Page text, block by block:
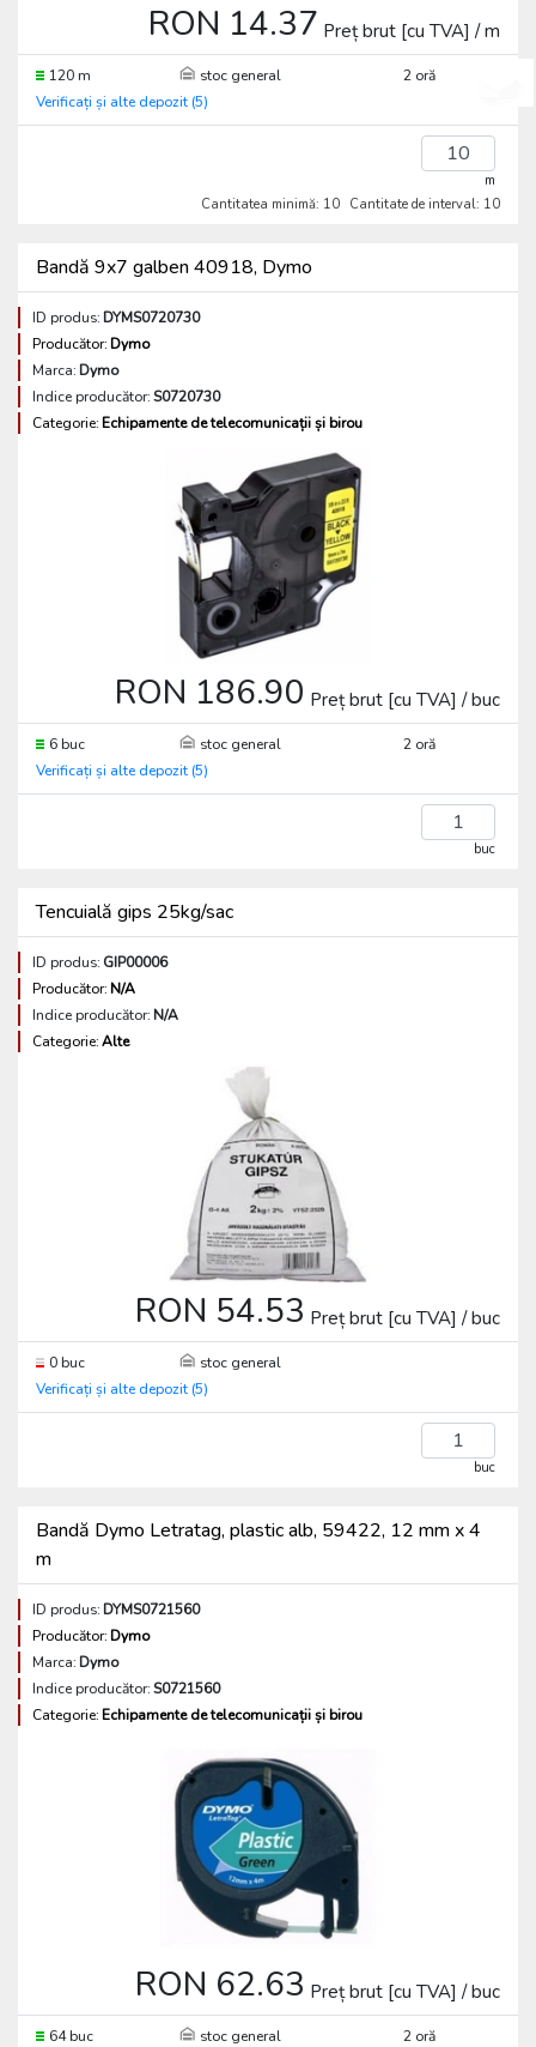
RON 14.37 Preț brut [cu TVA] / m
120 m stoc general
2 oră
Verificați și alte depozit (5)
m
Cantitatea minimă: 10 Cantitate de interval: 10
Bandă 9x7 galben 40918, Dymo
ID produs:DYMS0720730
Producător:Dymo
Marca:Dymo
Indice producător:S0720730
Categorie:Echipamente de telecomunicații și birou
RON 186.90 Preț brut [cu TVA] / buc
6 buc stoc general
2 oră
Verificați și alte depozit (5)
buc
Tencuială gips 25kg/sac
ID produs: GIP00006
Producător:N/A
Indice producător:N/A
Categorie:Alte
RON 54.53 Preț brut [cu TVA] / buc
0 buc
stoc general
Verificați și alte depozit (5)
buc
Bandă Dymo Letratag, plastic alb, 59422, 12 mm x 4
m
ID produs:DYMS0721560
Producător:Dymo
Marca:Dymo
Indice producător:S0721560
Categorie:Echipamente de telecomunicații și birou
RON 62.63 Preț brut [cu TVA] / buc
64 buc stoc general 2 oră